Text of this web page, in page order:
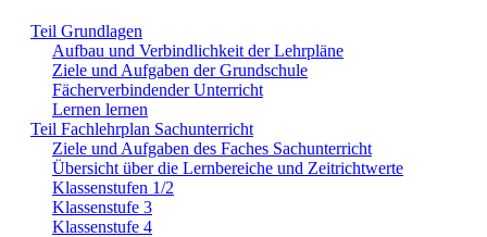
Teil Grundlagen
Aufbau und Verbindlichkeit der Lehrpläne
Ziele und Aufgaben der Grundschule
Fächerverbindender Unterricht
Lernen lernen
Teil Fachlehrplan Sachunterricht
Ziele und Aufgaben des Faches Sachunterricht
Übersicht über die Lernbereiche und Zeitrichtwerte
Klassenstufen 1/2
Klassenstufe 3
Klassenstufe 4